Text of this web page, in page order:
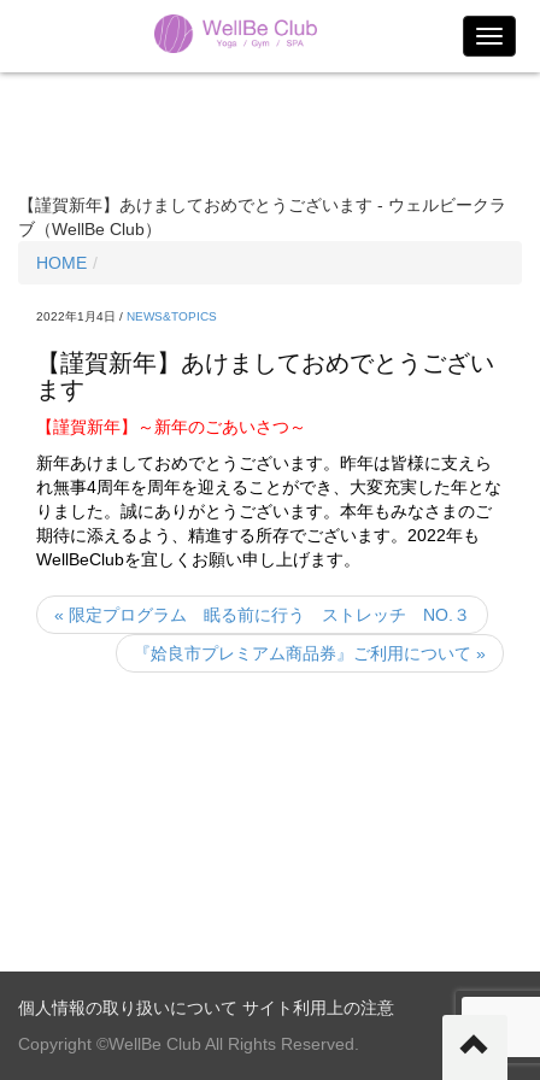
【謹賀新年】あけましておめでとうございます - ウェルビークラ
ブ（WellBe Club）
HOME
2022年1月4日 / NEWS&TOPICS
【謹賀新年】あけましておめでとうござい
ます
【謹賀新年】～新年のごあいさつ～
新年あけましておめでとうございます。昨年は皆様に支えら
れ無事4周年を周年を迎えることができ、大変充実した年とな
りました。誠にありがとうございます。本年もみなさまのご
期待に添えるよう、精進する所存でございます。2022年も
WellBeClubを宜しくお願い申し上げます。
« 限定プログラム 眠る前に行う ストレッチ NO.３
『姶良市プレミアム商品券』ご利用について »
個人情報の取り扱いについて サイト利用上の注意
Copyright ©WellBe Club All Rights Reserved.